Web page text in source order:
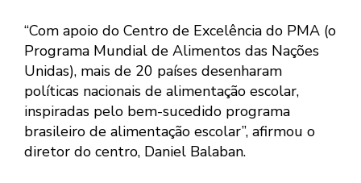
“Com apoio do Centro de Excelência do PMA (o
Programa Mundial de Alimentos das Nações
Unidas), mais de 20 países desenharam
políticas nacionais de alimentação escolar,
inspiradas pelo bem-sucedido programa
brasileiro de alimentação escolar”, afirmou o
diretor do centro, Daniel Balaban.